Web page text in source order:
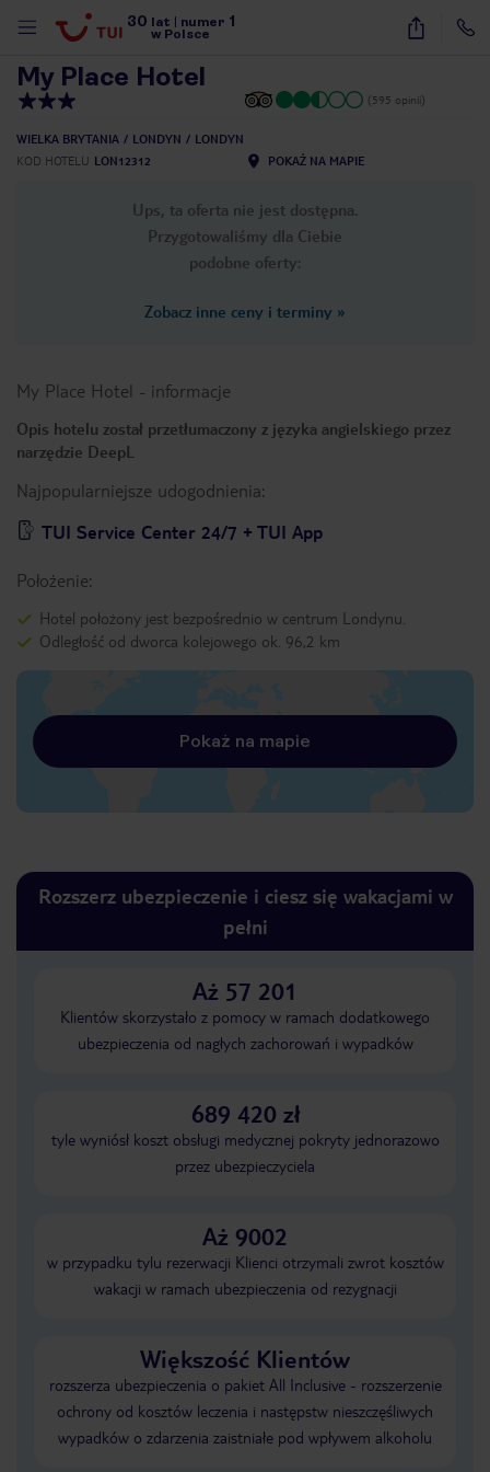
30 lat numer 1
w Polsce
17
My Place Hotel
(595 opinii)
WIELKA BRYTANIA LONDYN
LONDYN
KOD HOTELU LON12312 POKAŻ NA MAPIE
Ups, ta oferta nie jest dostępna.
Przygotowaliśmy dla Ciebie
podobne oferty:
Zobacz inne ceny i terminy »
My Place Hotel - informacje
Opis hotelu został przetłumaczony z języka angielskiego przez
narzędzie DeepL
Najpopularniejsze udogodnienia:
TUI Service Center 24/7 + TUI App
Położenie:
Hotel położony jest bezpośrednio w centrum Londynu.
Odległość od dworca kolejowego ok. 96,2 km
Pokaż na mapie
Rozszerz ubezpieczenie i ciesz się wakacjami w
pełni
Aż 57 201
Klientów skorzystało z pomocy w ramach dodatkowego
ubezpieczenia od nagłych zachorowań i wypadków
689 420 zł
tyle wyniósł koszt obsługi medycznej pokryty jednorazowo
przez ubezpieczyciela
Aż 9002
w przypadku tylu rezerwacji Klienci otrzymali zwrot kosztów
wakacji w ramach ubezpieczenia od rezygnacji
Większość Klientów
rozszerza ubezpieczenia o pakiet All Inclusive - rozszerzenie
ochrony od kosztów leczenia i następstw nieszczęśliwych
wypadków o zdarzenia zaistniałe pod wpływem alkoholu